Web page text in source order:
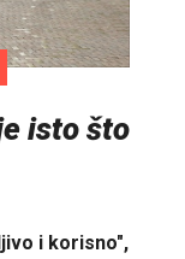
isto što
i korisno",